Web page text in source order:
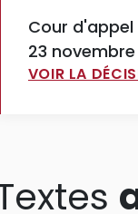
Cour d'appel
23
VOIR LA